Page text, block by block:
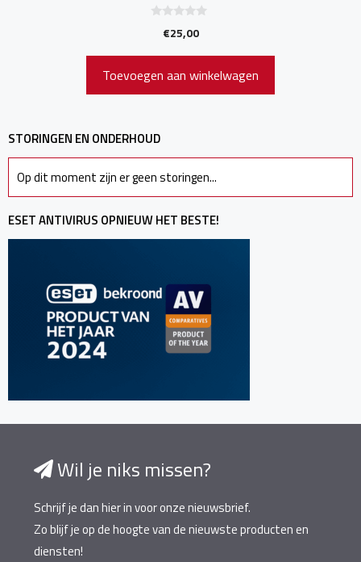
n
€25,00
Toevoegen aan winkelwagen
STORINGEN EN ONDERHOUD
Op dit moment zijn er geen storingen...
ESET ANTIVIRUS OPNIEUW HET BESTE!
Wil je niks missen?
Schrijf je dan hier in voor onze nieuwsbrief.
Zo blijf je op de hoogte van de nieuwste producten en
diensten!